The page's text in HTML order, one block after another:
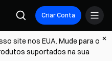
Criar Conta
site nos EUA. Mude para o
suportados na sua